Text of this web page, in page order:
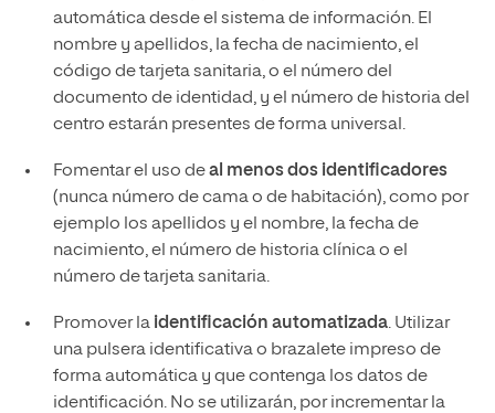
automática desde el sistema de información. El
nombre y apellidos, la fecha de nacimiento, el
código de tarjeta sanitaria, o el número del
documento de identidad, y el número de historia del
centro estarán presentes de forma universal.
Fomentar el uso deal menos dos identificadores
(nunca número de cama o de habitación), como por
ejemplo los apellidos y el nombre, la fecha de
nacimiento, el número de historia clínica o el
número de tarjeta sanitaria.
Promover la identificación automatizada. Utilizar
una pulsera identificativa o brazalete impreso de
forma automática y que contenga los datos de
identificación. No se utilizarán, por incrementar la